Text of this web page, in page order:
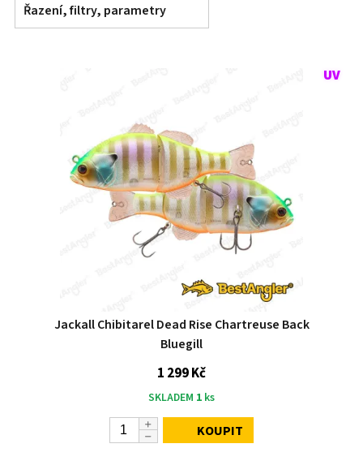
Řazení, filtry, parametry
Jackall Chibitarel Dead Rise Chartreuse Back
Bluegill
1 299 Kč
SKLADEM 1 ks
KOUPIT